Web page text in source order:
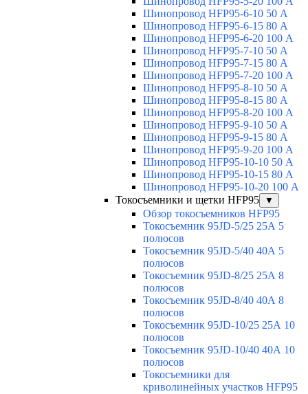
Шинопровод HFP95-6-10 50 А
Шинопровод HFP95-6-15 80 А
Шинопровод HFP95-6-20 100 А
Шинопровод HFP95-7-10 50 А
Шинопровод HFP95-7-15 80 А
Шинопровод HFP95-7-20 100 А
Шинопровод HFP95-8-10 50 А
Шинопровод HFP95-8-15 80 А
Шинопровод HFP95-8-20 100 А
Шинопровод HFP95-9-10 50 А
Шинопровод HFP95-9-15 80 А
Шинопровод HFP95-9-20 100 А
Шинопровод HFP95-10-10 50 А
Шинопровод HFP95-10-15 80 А
Шинопровод HFP95-10-20 100 А
Токосъемники и щетки HFP95
▼
Обзор токосъемников HFP95
Токосъемник 95JD-5/25 25А 5
полюсов
Токосъемник 95JD-5/40 40А 5
полюсов
Токосъемник 95JD-8/25 25А 8
полюсов
Токосъемник 95JD-8/40 40А 8
полюсов
Токосъемник 95JD-10/25 25А 10
полюсов
Токосъемник 95JD-10/40 40А 10
полюсов
Токосъемники для
криволинейных участков HFP95